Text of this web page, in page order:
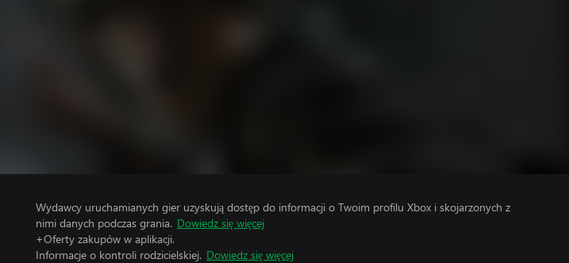
Wydawcy uruchamianych gier uzyskują dostęp do informacji o Twoim profilu Xbox i skojarzonych z
nimi danych podczas grania. Dowiedz się więcej
+Oferty zakupów w aplikacji.
Informacje o kontroli rodzicielskiej. Dowiedz się więcej